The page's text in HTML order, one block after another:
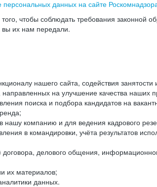
персональных данных на сайте
чтобы соблюдать требования законной
вы их нам передали.
нашего сайта, содействия
на улучшение качества наших
поиска и подбора кандидатов на
нашу компанию и для ведения кадрового
в командировки, учёта результатов
делового общения,
их материалов;
данных.